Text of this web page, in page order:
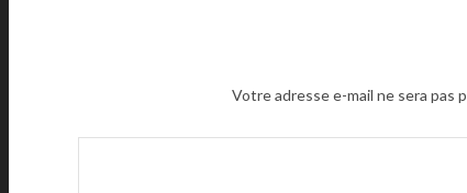
Votre adresse e-mail ne sera pas